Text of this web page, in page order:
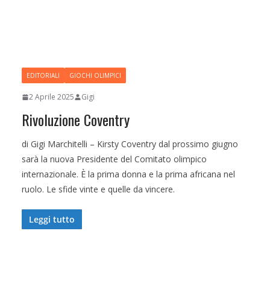
EDITORIALI GIOCHI OLIMPICI
2 Aprile 2025 Gigi
Rivoluzione Coventry
di Gigi Marchitelli – Kirsty Coventry dal prossimo giugno
sarà la nuova Presidente del Comitato olimpico
internazionale. È la prima donna e la prima africana nel
ruolo. Le sfide vinte e quelle da vincere.
Leggi tutto